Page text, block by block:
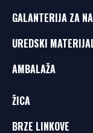
GALANTERIJA ZA
UREDSKI
AMBALAŽA
ŽICA
BRZE LINKOVE